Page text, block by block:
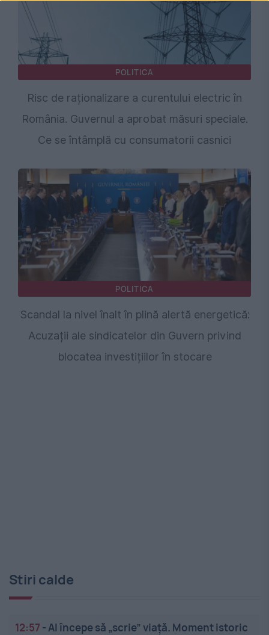
POLITICA
Risc de raționalizare a curentului electric în
România. Guvernul a aprobat măsuri speciale.
Ce se întâmplă cu consumatorii casnici
POLITICA
Scandal la nivel înalt în plină alertă energetică:
Acuzații ale sindicatelor din Guvern privind
blocatea investițiilor în stocare
Stiri calde
12:57 -AI începe să „scrie” viață. Moment istoric